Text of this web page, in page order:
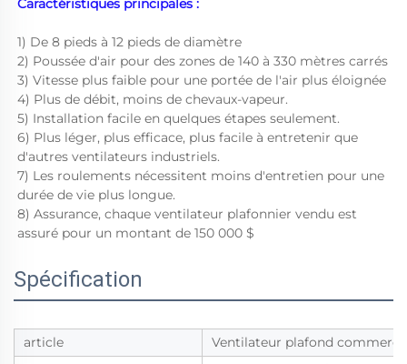
Caractéristiques principales :
1) De 8 pieds à 12 pieds de diamètre
3) Vitesse plus faible pour une portée de l'air plus éloignée
4) Plus de débit, moins de chevaux-vapeur.
5) Installation facile en quelques étapes seulement.
6) Plus léger, plus efficace, plus facile à entretenir que
d'autres ventilateurs industriels.
7) Les roulements nécessitent moins d'entretien pour une
durée de vie plus longue.
8) Assurance, chaque ventilateur plafonnier vendu est
assuré pour un montant de 150 000 $
Spécification
article
Ventilateur plafond